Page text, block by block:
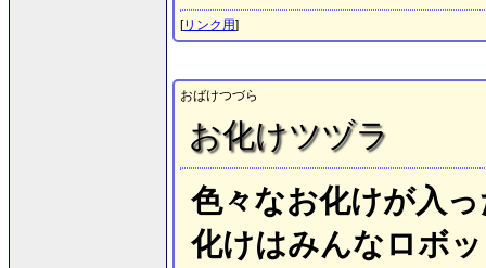
[リンク用]
おばけつづら
お化けツヅラ
色々なお化けが入
化けはみんなロボ